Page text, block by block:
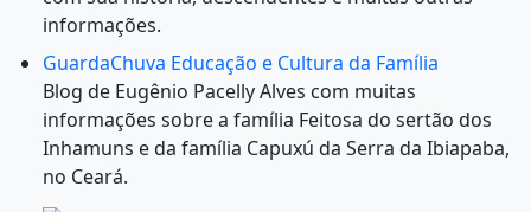
informações.
GuardaChuva Educação e Cultura da Família
Blog de Eugênio Pacelly Alves com muitas
informações sobre a família Feitosa do sertão dos
Inhamuns e da família Capuxú da Serra da Ibiapaba,
no Ceará.